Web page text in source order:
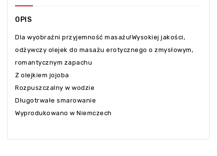
OPIS
Dla wyobraźni przyjemność masażu!Wysokiej jakości,
odżywczy olejek do masażu erotycznego o zmysłowym,
romantycznym zapachu
Z olejkiem jojoba
Rozpuszczalny w wodzie
Długotrwałe smarowanie
Wyprodukowano w Niemczech